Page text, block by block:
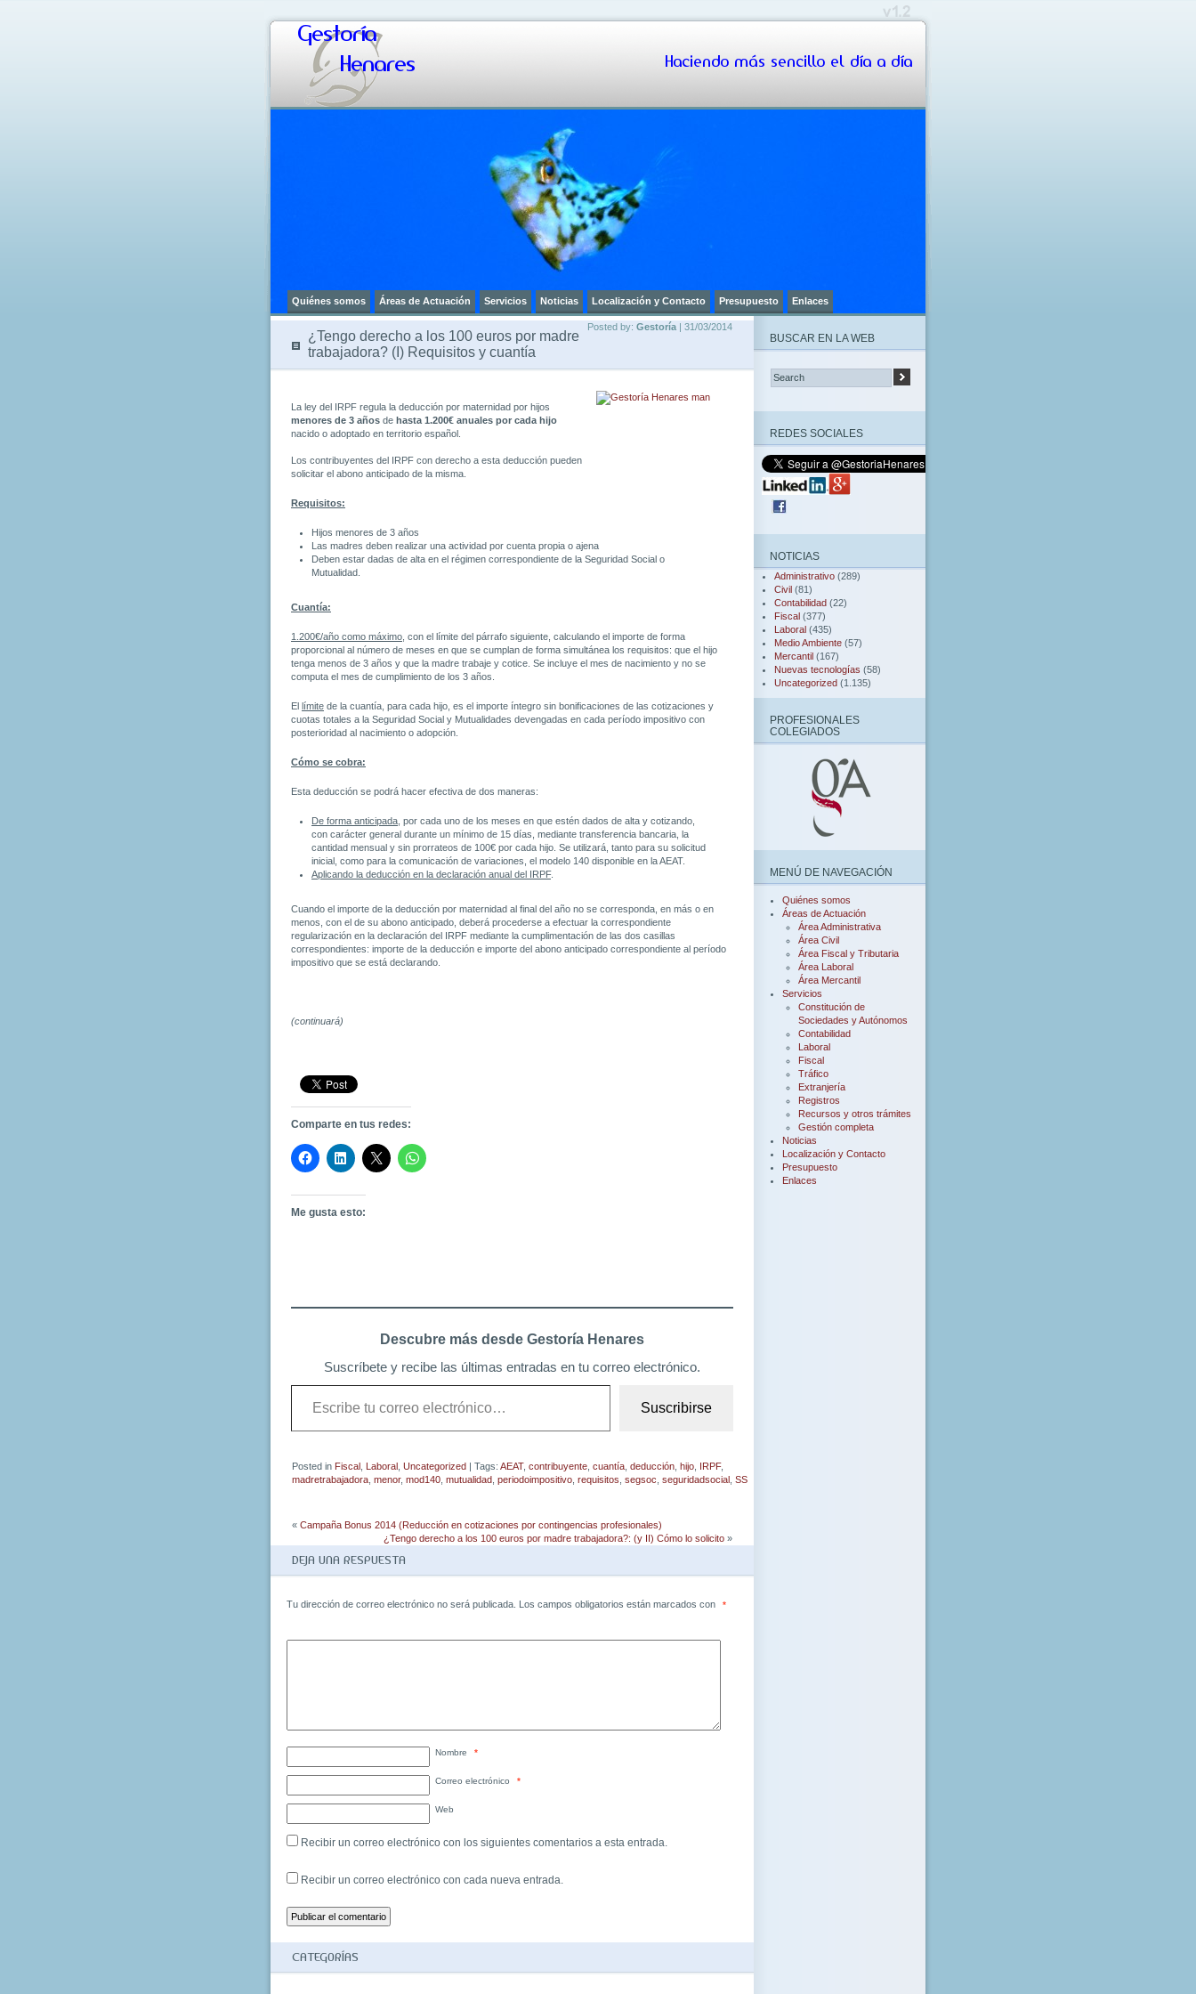
Gestoría
Henares
Haciendo más sencillo el día a día
Quiénes somos Áreas de Actuación Servicios Noticias Localización y Contacto Presupuesto Enlaces
Posted by: Gestoría | 31/03/2014
¿Tengo derecho a los 100 euros por madre
trabajadora? (I) Requisitos y cuantía
La ley del IRPF regula la deducción por maternidad por hijos
menores de 3 años de hasta 1.200€ anuales por cada hijo
nacido o adoptado en territorio español.
Los contribuyentes del IRPF con derecho a esta deducción pueden
solicitar el abono anticipado de la misma.
Requisitos:
Hijos menores de 3 años
Las madres deben realizar una actividad por cuenta propia o ajena
Deben estar dadas de alta en el régimen correspondiente de la Seguridad Social o
Mutualidad.
Cuantía:
1.200€/año como máximo , con el límite del párrafo siguiente, calculando el importe de forma
proporcional al número de meses en que se cumplan de forma simultánea los requisitos: que el hijo
tenga menos de 3 años y que la madre trabaje y cotice. Se incluye el mes de nacimiento y no se
computa el mes de cumplimiento de los 3 años.
El límite de la cuantía, para cada hijo, es el importe íntegro sin bonificaciones de las cotizaciones y
cuotas totales a la Seguridad Social y Mutualidades devengadas en cada período impositivo con
posterioridad al nacimiento o adopción.
Cómo se cobra:
Esta deducción se podrá hacer efectiva de dos maneras:
De forma anticipada , por cada uno de los meses en que estén dados de alta y cotizando,
con carácter general durante un mínimo de 15 días, mediante transferencia bancaria, la
cantidad mensual y sin prorrateos de 100€ por cada hijo. Se utilizará, tanto para su solicitud
inicial, como para la comunicación de variaciones, el modelo 140 disponible en la AEAT.
Aplicando la deducción en la declaración anual del IRPF.
Cuando el importe de la deducción por maternidad al final del año no se corresponda, en más o en
menos, con el de su abono anticipado, deberá procederse a efectuar la correspondiente
regularización en la declaración del IRPF mediante la cumplimentación de las dos casillas
correspondientes: importe de la deducción e importe del abono anticipado correspondiente al período
impositivo que se está declarando.
(continuará)
Comparte en tus redes:
Me gusta esto:
Descubre más desde Gestoría Henares
Suscríbete y recibe las últimas entradas en tu correo electrónico.
electrónico…
Suscribirse
Posted in Fiscal Laboral Uncategorized | Tags: AEAT, contribuyente cuantía deducción hijo IRPF,
madretrabajadora menor, mod140 mutualidad periodoimpositivo requisitos segsoc seguridadsocial SS
« Campaña Bonus 2014 (Reducción en cotizaciones por contingencias profesionales)
¿Tengo derecho a los 100 euros por madre trabajadora?: (y II) Cómo lo solicito »
DEJA UNA RESPUESTA
Tu dirección de correo electrónico no será publicada. Los campos obligatorios están marcados con *
Nombre *
Correo electrónico *
Web
Recibir un correo electrónico con los siguientes comentarios a esta entrada.
Recibir un correo electrónico con cada nueva entrada.
CATEGORÍAS
BUSCAR EN LA WEB
REDES SOCIALES
NOTICIAS
Administrativo (289)
Civil (81)
Contabilidad (22)
Fiscal (377)
Laboral (435)
Medio Ambiente (57)
Mercantil (167)
Nuevas tecnologías (58)
Uncategorized (1.135)
PROFESIONALES
COLEGIADOS
MENÚ DE NAVEGACIÓN
Quiénes somos
Áreas de Actuación
Área Administrativa
Área Civil
Área Fiscal y Tributaria
Área Laboral
Área Mercantil
Servicios
Constitución de
Sociedades y Autónomos
Contabilidad
Laboral
Fiscal
Tráfico
Extranjería
Registros
Recursos y otros trámites
Gestión completa
Noticias
Localización y Contacto
Presupuesto
Enlaces